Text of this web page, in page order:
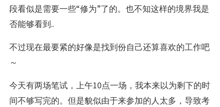
段看似是需要一些“修为”了的。也不知这样的境界我是
否能够看到..
不过现在最要紧的好像是找到份自己还算喜欢的工作吧
～
今天有两场笔试，上午10点一场，我本来以为剩下的时
间不够写完的。但是貌似由于来参加的人太多，导致考